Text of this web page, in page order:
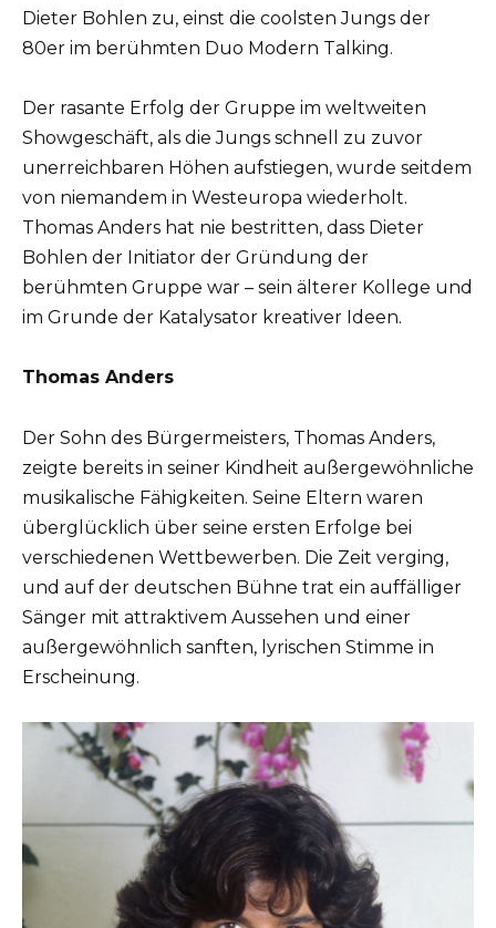
Dieter Bohlen zu, einst die coolsten Jungs der
80er im berühmten Duo Modern Talking.
Der rasante Erfolg der Gruppe im weltweiten
Showgeschäft, als die Jungs schnell zu zuvor
unerreichbaren Höhen aufstiegen, wurde seitdem
von niemandem in Westeuropa wiederholt.
Thomas Anders hat nie bestritten, dass Dieter
Bohlen der Initiator der Gründung der
berühmten Gruppe war – sein älterer Kollege und
im Grunde der Katalysator kreativer Ideen.
Thomas Anders
Der Sohn des Bürgermeisters, Thomas Anders,
zeigte bereits in seiner Kindheit außergewöhnliche
musikalische Fähigkeiten. Seine Eltern waren
überglücklich über seine ersten Erfolge bei
verschiedenen Wettbewerben. Die Zeit verging,
und auf der deutschen Bühne trat ein auffälliger
Sänger mit attraktivem Aussehen und einer
außergewöhnlich sanften, lyrischen Stimme in
Erscheinung.